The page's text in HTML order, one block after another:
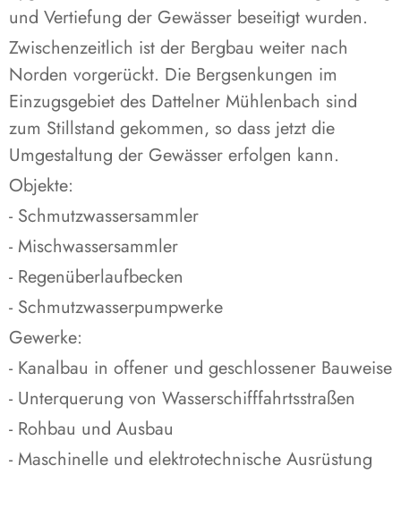
und Vertiefung der Gewässer beseitigt wurden.
Zwischenzeitlich ist der Bergbau weiter nach
Norden vorgerückt. Die Bergsenkungen im
Einzugsgebiet des Dattelner Mühlenbach sind
zum Stillstand gekommen, so dass jetzt die
Umgestaltung der Gewässer erfolgen kann.
Objekte:
- Schmutzwassersammler
- Mischwassersammler
- Regenüberlaufbecken
- Schmutzwasserpumpwerke
Gewerke:
- Kanalbau in offener und geschlossener Bauweise
- Unterquerung von Wasserschifffahrtsstraßen
- Rohbau und Ausbau
- Maschinelle und elektrotechnische Ausrüstung